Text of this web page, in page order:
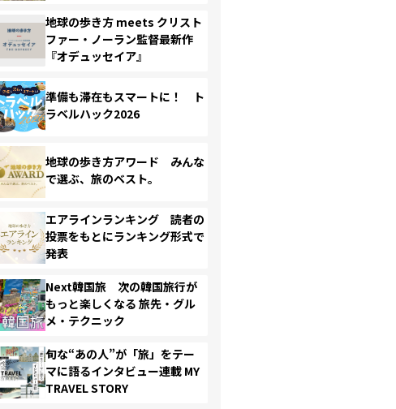
地球の歩き方 meets クリスト
ファー・ノーラン監督最新作
『オデュッセイア』
準備も滞在もスマートに！ ト
ラベルハック2026
地球の歩き方アワード みんな
で選ぶ、旅のベスト。
エアラインランキング 読者の
投票をもとにランキング形式で
発表
Next韓国旅 次の韓国旅行が
もっと楽しくなる 旅先・グル
メ・テクニック
旬な“あの人”が「旅」をテー
マに語るインタビュー連載 MY
TRAVEL STORY